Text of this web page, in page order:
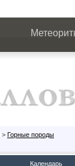
> Горные породы
Календарь